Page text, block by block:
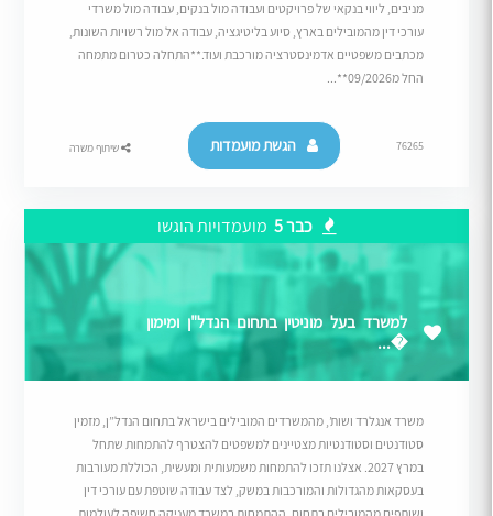
מניבים, ליווי בנקאי של פרויקטים ועבודה מול בנקים, עבודה מול משרדי
עורכי דין מהמובילים בארץ, סיוע בליטיגציה, עבודה אל מול רשויות השונות,
מכתבים משפטיים אדמינסטרציה מורכבת ועוד.**התחלה כטרום מתמחה
החל מ09/2026**...
76265 הגשת מועמדות שיתוף משרה
כבר 5 מועמדויות הוגשו
למשרד בעל מוניטין בתחום הנדל"ן ומימון
�...
משרד אנגלרד ושות’, מהמשרדים המובילים בישראל בתחום הנדל”ן, מזמין
סטודנטים וסטודנטיות מצטיינים למשפטים להצטרף להתמחות שתחל
במרץ 2027. אצלנו תזכו להתמחות משמעותית ומעשית, הכוללת מעורבות
בעסקאות מהגדולות והמורכבות במשק, לצד עבודה שוטפת עם עורכי דין